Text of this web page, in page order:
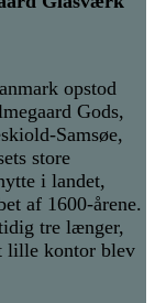
opstod
Gods,
Samsøe,
store
i landet,
af 1600-årene.
tre længer,
lille kontor blev